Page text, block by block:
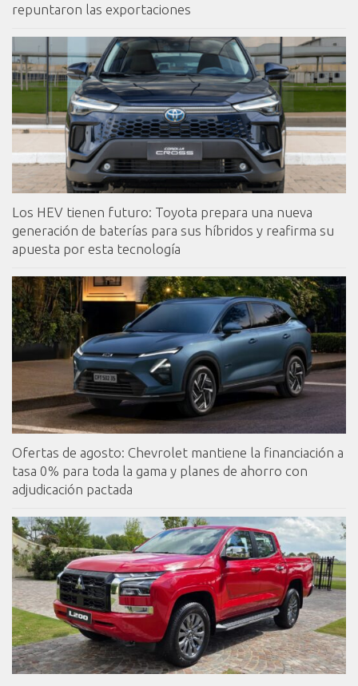
repuntaron las exportaciones
Los HEV tienen futuro: Toyota prepara una nueva
generación de baterías para sus híbridos y reafirma su
apuesta por esta tecnología
Ofertas de agosto: Chevrolet mantiene la financiación a
tasa 0% para toda la gama y planes de ahorro con
adjudicación pactada